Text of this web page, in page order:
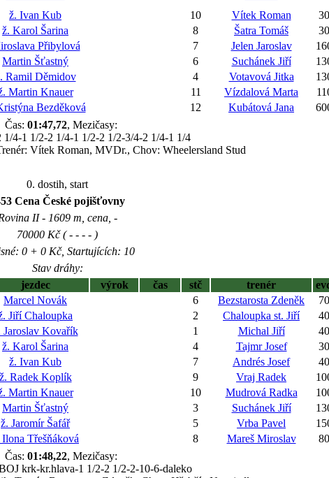
ž. Ivan Kub 10 Vítek Roman
30
ž. Karol Šarina 8 Šatra Tomáš
30
Přibylová 7 Jelen Jaroslav
Martin Šťastný 6 Suchánek Jiří
Ramil Děmidov 4 Votavová Jitka
Martin Knauer 11 Vízdalová Marta
Bezděková 12 Kubátová Jana
Čas: 01:47,72, Mezičasy:
4-1 1/2-2 1/4-1 1/2-2 1/2-3/4-2 1/4-1 1/4
Vítek Roman, MVDr., Chov: Wheelersland Stud
0. dostih, start
Cena České pojišťovny
II - 1609 m, cena, -
70000 Kč ( - - - - )
0 + 0 Kč, Startujících: 10
Stav dráhy:
jezdec výrok čas stč trenér
Marcel Novák 6 Bezstarosta Zdeněk
70
Jiří Chaloupka 2 Chaloupka st. Jiří
40
Jaroslav Kovařík 1 Michal Jiří
40
ž. Karol Šarina 4 Tajmr Josef
30
ž. Ivan Kub 7 Andrés Josef
40
ž. Radek Koplík 9 Vraj Radek
Martin Knauer 10 Mudrová Radka
Martin Šťastný 3 Suchánek Jiří
ž. Jaromír Šafář 5 Vrba Pavel
Ilona Třešňáková 8 Mareš Miroslav
80
Čas: 01:48,22, Mezičasy:
krk-kr.hlava-1 1/2-2 1/2-2-10-6-daleko